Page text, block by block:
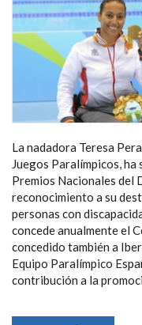
La nadadora Teresa
Juegos Paralímpicos,
Premios Nacionales del
reconocimiento a su
personas con
concede anualmente el
concedido también a
Equipo Paralímpico
contribución a la